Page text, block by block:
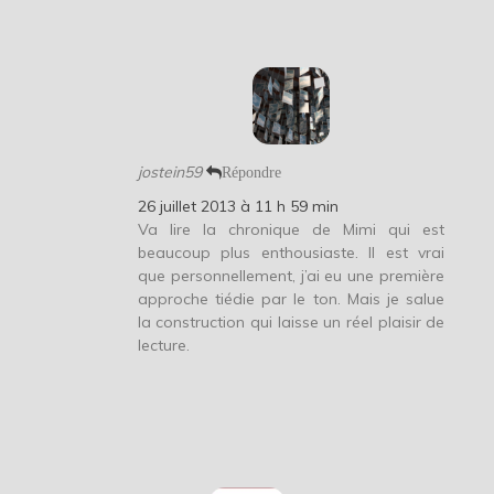
jostein59 Répondre
26 juillet 2013 à 11 h 59 min
Va lire la chronique de Mimi qui est
beaucoup plus enthousiaste. Il est vrai
que personnellement, j’ai eu une première
approche tiédie par le ton. Mais je salue
la construction qui laisse un réel plaisir de
lecture.